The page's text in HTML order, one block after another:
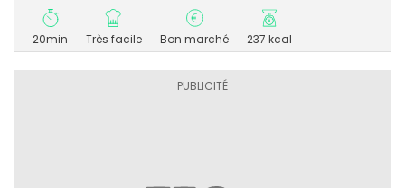
20min Très facile Bon marché 237 kcal